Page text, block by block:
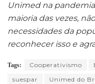
Unimed na
maioria das vezes,
necessidades da
reconhecer isso e
Tags: Cooperativismo
suespar
Unimed do